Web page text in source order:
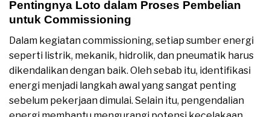
Pentingnya Loto dalam Proses Pembelian
untuk Commissioning
Dalam kegiatan commissioning, setiap sumber energi
seperti listrik, mekanik, hidrolik, dan pneumatik harus
dikendalikan dengan baik. Oleh sebab itu, identifikasi
energi menjadi langkah awal yang sangat penting
sebelum pekerjaan dimulai. Selain itu, pengendalian